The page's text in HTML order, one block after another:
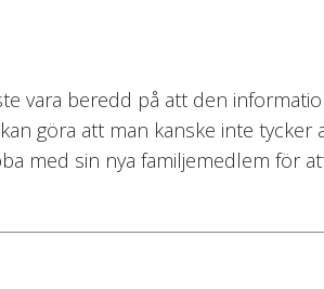
vara beredd på att den
göra att man kanske inte
med sin nya familjemedlem för